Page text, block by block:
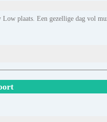
plaats. Een gezellige dag vol